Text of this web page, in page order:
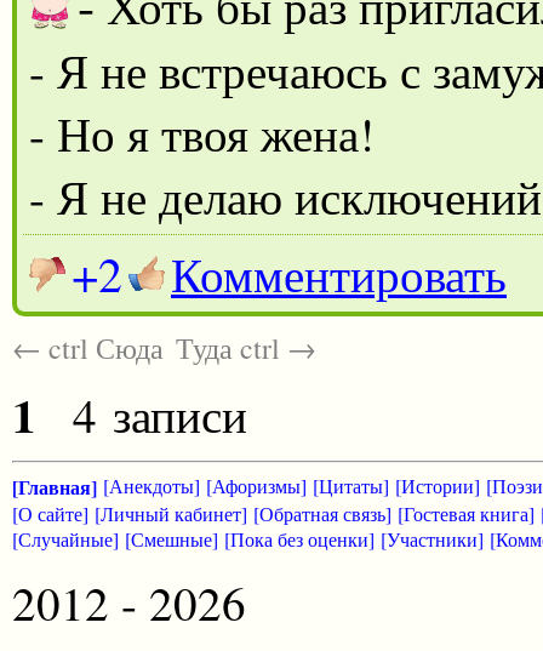
- Я не встречаюсь с
- Но я твоя жена!
- Я не делаю
+2 Комментировать
← ctrl Сюда Туда ctrl →
1 4 записи
[Главная] [Анекдоты] [Афоризмы] [Цитаты] [Истории]
[О сайте] [Личный кабинет] [Обратная связь] [Гостевая книга]
[Случайные] [Смешные] [Пока без оценки] [Участники]
2012 - 2026